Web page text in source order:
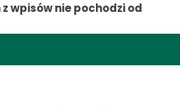
wpisów nie pochodzi od